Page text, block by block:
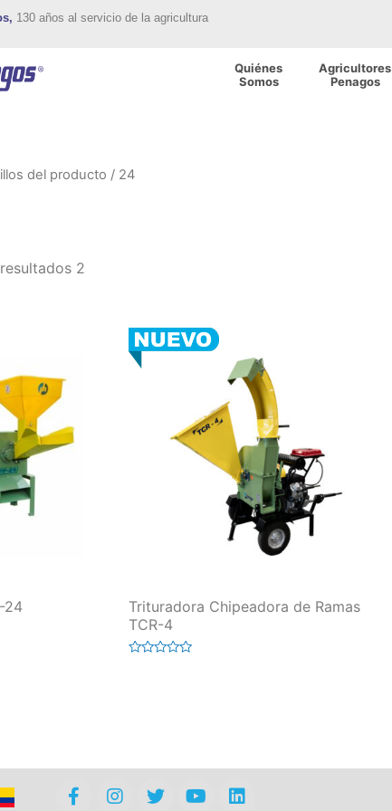
130 años al servicio de la agricultura
Quiénes
Somos
Agricultores
Penagos
del producto / 24
2
24
Trituradora Chipeadora de Ramas
TCR-4